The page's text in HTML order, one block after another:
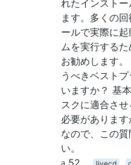
れたインスト
ます。多くの
ールで実際に
ムを実行する
お勧めします
うべきベスト
いますか？ 基
スクに適合さ
必要がありま
なので、この
い。
52